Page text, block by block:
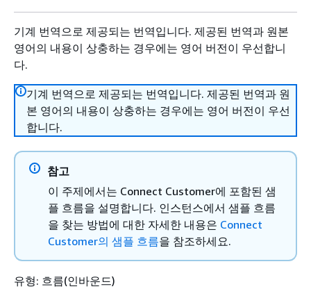
기계 번역으로 제공되는 번역입니다. 제공된 번역과 원본
영어의 내용이 상충하는 경우에는 영어 버전이 우선합니
다.
기계 번역으로 제공되는 번역입니다. 제공된 번역과 원
본 영어의 내용이 상충하는 경우에는 영어 버전이 우선
합니다.
참고
이 주제에서는 Connect Customer에 포함된 샘
플 흐름을 설명합니다. 인스턴스에서 샘플 흐름
을 찾는 방법에 대한 자세한 내용은 Connect
Customer의 샘플 흐름을 참조하세요.
유형: 흐름(인바운드)